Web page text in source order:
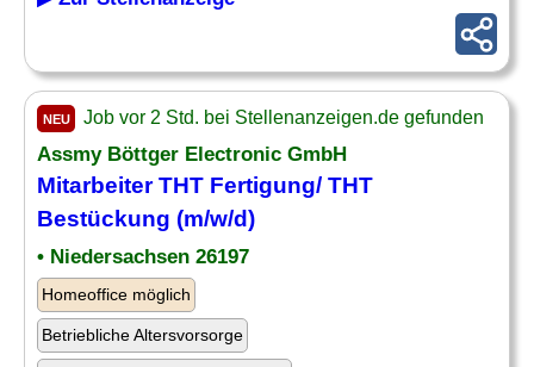
NEU Job vor 2 Std. bei Stellenanzeigen.de gefunden
Assmy Böttger Electronic GmbH
Mitarbeiter THT Fertigung/ THT
Bestückung (m/w/d)
• Niedersachsen 26197
Homeoffice möglich
Betriebliche Altersvorsorge